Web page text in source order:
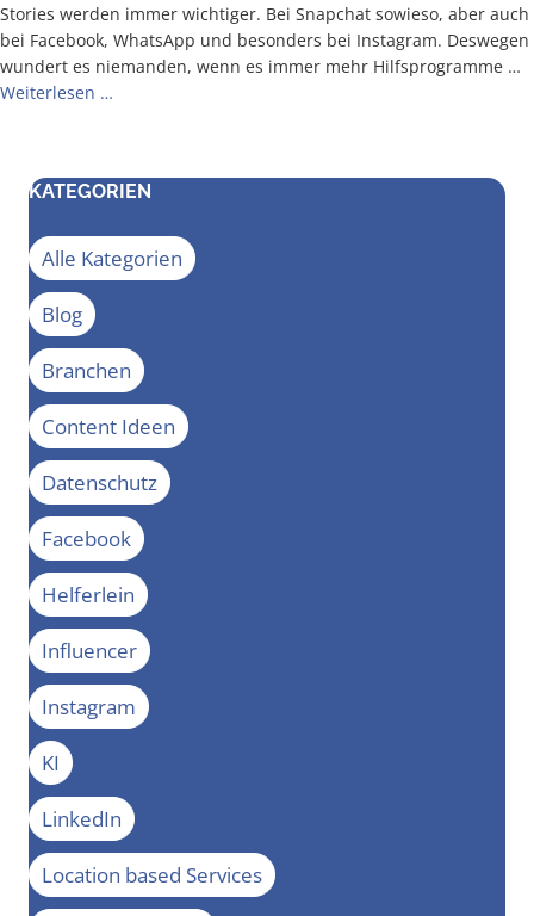
Sto­ries wer­den immer wich­ti­ger. Bei Snap­chat sowie­so, aber auch
bei Face­book, Whats­App und beson­ders bei Insta­gram. Des­we­gen
wun­dert es nie­man­den, wenn es immer mehr Hilfs­pro­gram­me …
Wei­ter­le­sen …
KATEGORIEN
Alle Kategorien
Blog
Branchen
Content Ideen
Datenschutz
Facebook
Helferlein
Influencer
Instagram
KI
LinkedIn
Location based Services